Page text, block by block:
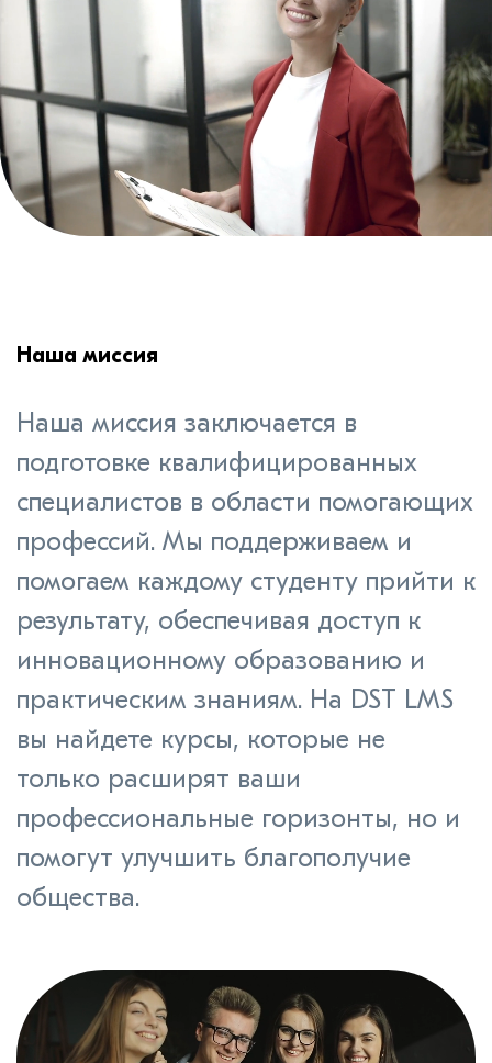
Наша миссия
Наша миссия заключается в
подготовке квалифицированных
специалистов в области помогающих
профессий. Мы поддерживаем и
помогаем каждому студенту прийти к
результату, обеспечивая доступ к
инновационному образованию и
практическим знаниям. На DST LMS
вы найдете курсы, которые не
только расширят ваши
профессиональные горизонты, но и
помогут улучшить благополучие
общества.